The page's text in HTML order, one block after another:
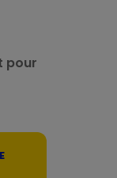
pour